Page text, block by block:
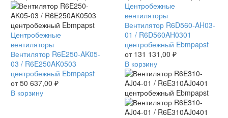
Вентилятор
R6E250-
AK05-
03
/
R6E250AK0503
центробежный
Центробежные
вентиляторы
Вентилятор R6E250-AK05-
03 / R6E250AK0503
центробежный Ebmpapst
от50 637,00 ₽
В корзину
Вентилятор
R6D560-
AH03-
01
/
R6D560AH0301
центробежный
Ebmpapst
Центробежные
вентиляторы
Вентилятор R6D560-AH03-
01 / R6D560AH0301
центробежный Ebmpapst
от 131 131,00 ₽
В корзину